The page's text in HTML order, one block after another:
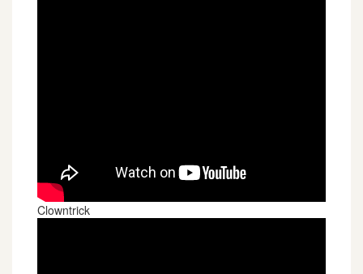
Clowntrick